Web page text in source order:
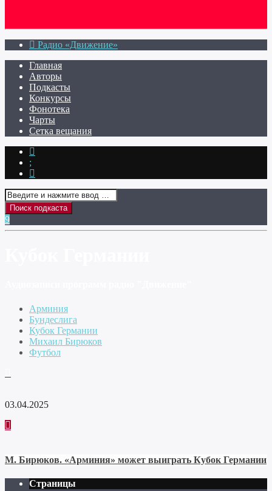
Радио «Движение»
Главная
Авторы
Подкасты
Конкурсы
Фонотека
Чарты
Сетка вещания
Арминия
Бундеслига
Кубок Германии
Михаил Бирюков
Футбол
03.04.2025
М. Бирюков. «Арминия» может выиграть Кубок Германии
Страницы